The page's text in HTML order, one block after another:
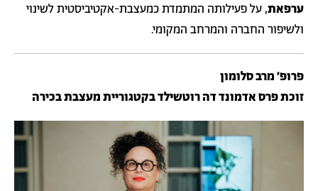
ערפאת, על פעילותה המתמדת כמעצבת-אקטיביסטית לשינוי
ולשיפור החברה והמרחב המקומי.
פרופ׳ מרב סלומון
זוכת פרס אדמונד דה רוטשילד בקטגוריית מעצבת בכירה